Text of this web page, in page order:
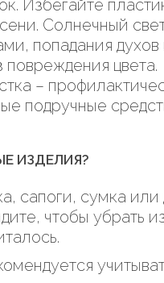
Избегайте
Солнечный
попадания
повреждения цвета.
–
подручные
ИЗДЕЛИЯ?
сапоги, сумка
чтобы убрать